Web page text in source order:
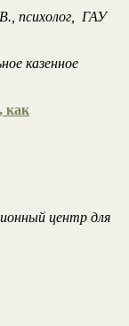
психолог, ГАУ
казенное
как
центр для